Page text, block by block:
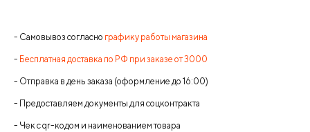
- Самовывоз согласно графику работы магазина
- Бесплатная доставка по РФ при заказе от 3000
- Отправка в день заказа (оформление до 16:00)
- Предоставляем документы для соцконтракта
- Чек с qr-кодом и наименованием товара